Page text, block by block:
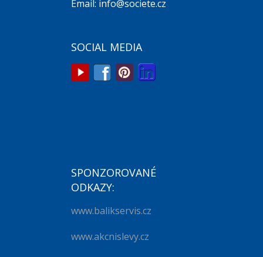
Email: info@societe.cz
SOCIAL MEDIA
SPONZOROVANÉ
ODKAZY:
www.balikservis.cz
www.akcnislevy.cz